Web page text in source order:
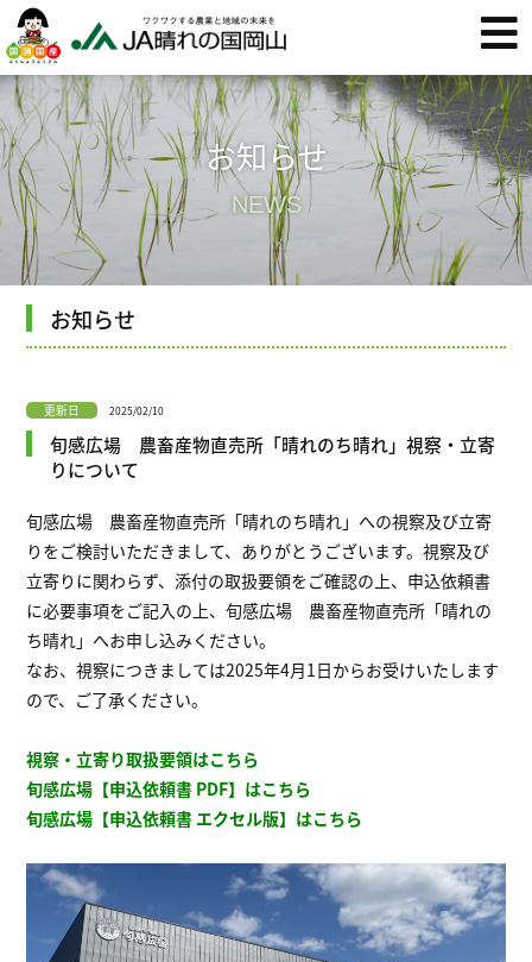
お知らせ
NEWS
お知らせ
更新日 2025/02/10
旬感広場 農畜産物直売所「晴れのち晴れ」視察・立寄
りについて
旬感広場 農畜産物直売所「晴れのち晴れ」への視察及び立寄
りをご検討いただきまして、ありがとうございます。視察及び
立寄りに関わらず、添付の取扱要領をご確認の上、申込依頼書
に必要事項をご記入の上、旬感広場 農畜産物直売所「晴れの
ち晴れ」へお申し込みください。
なお、視察につきましては2025年4月1日からお受けいたします
ので、ご了承ください。
視察・立寄り取扱要領はこちら
旬感広場【申込依頼書 PDF】はこちら
旬感広場【申込依頼書 エクセル版】はこちら